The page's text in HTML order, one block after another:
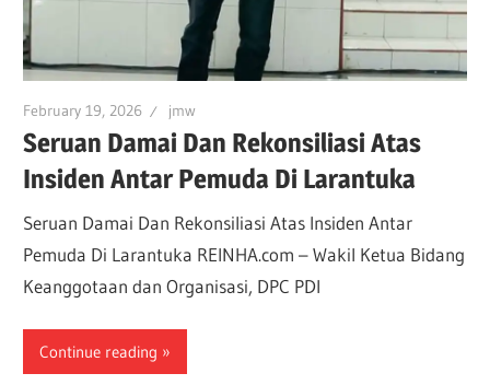
February 19, 2026 jmw
Seruan Damai Dan Rekonsiliasi Atas
Insiden Antar Pemuda Di Larantuka
Seruan Damai Dan Rekonsiliasi Atas Insiden Antar
Pemuda Di Larantuka REINHA.com – Wakil Ketua Bidang
Keanggotaan dan Organisasi, DPC PDI
Continue reading